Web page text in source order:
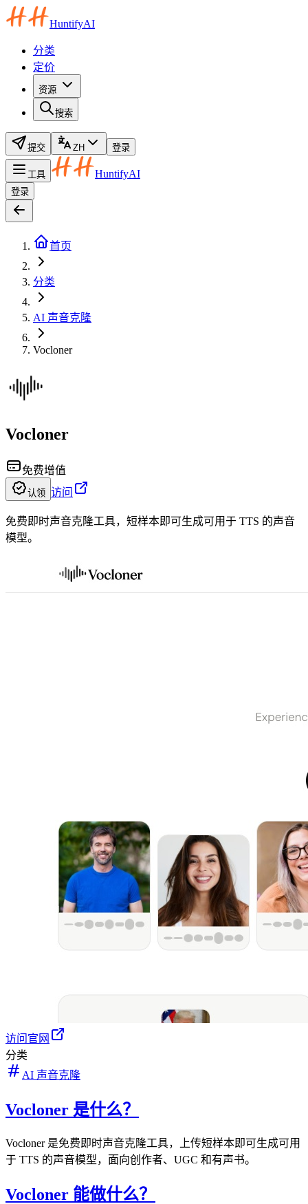
HuntifyAI
分类
定价
资源
搜索
提交 ZH 登录
工具 HuntifyAI
登录
首页
分类
AI 声音克隆
Vocloner
Vocloner
免费增值
认领 访问
免费即时声音克隆工具，短样本即可生成可用于 TTS 的声音
模型。
访问官网
分类
AI 声音克隆
Vocloner 是什么？
Vocloner 是免费即时声音克隆工具，上传短样本即可生成可用
于 TTS 的声音模型，面向创作者、UGC 和有声书。
Vocloner 能做什么？